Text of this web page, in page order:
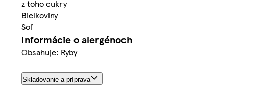
z toho cukry
Bielkoviny
Soľ
Informácie o alergénoch
Obsahuje: Ryby
Skladovanie a príprava